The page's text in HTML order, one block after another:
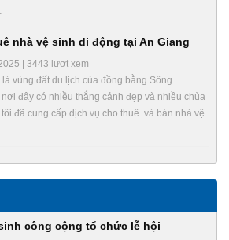
nhà vệ sinh di động tại An Giang
| 3443 lượt xem
là vùng đất du lịch của đồng bằng Sông
đây có nhiều thắng cảnh đẹp và nhiều chùa
đã cung cấp dịch vụ cho thuê và bán nhà vệ
công cộng tổ chức lễ hội